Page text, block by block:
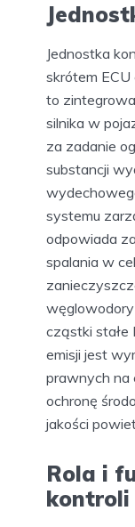
Jednostka
skrótem ECU
to
silnika w
za zadanie
substancji
systemu
odpowiada
spalania w
węglowodory
cząstki stałe
emisji jest
prawnych na
ochronę
jakości
Rola i
kontroli